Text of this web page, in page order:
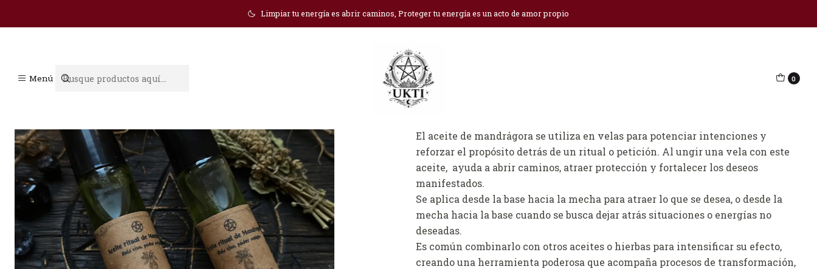
Menú 0
Limpiar tu energía es abrir caminos, Proteger tu energía es un acto de amor propio
Inicio Aceites y Brumas Áuricas Aceite de mandragora
Aceite de mandragora
Cantidad
El aceite de mandrágora se utiliza en velas para potenciar intenciones y
reforzar el propósito detrás de un ritual o petición. Al ungir una vela con este
aceite, ayuda a abrir caminos, atraer protección y fortalecer los deseos
manifestados.
Se aplica desde la base hacia la mecha para atraer lo que se desea, o desde la
mecha hacia la base cuando se busca dejar atrás situaciones o energías no
deseadas.
Es común combinarlo con otros aceites o hierbas para intensificar su efecto,
creando una herramienta poderosa que acompaña procesos de transformación,